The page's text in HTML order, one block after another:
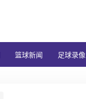
篮球新闻 足球录像